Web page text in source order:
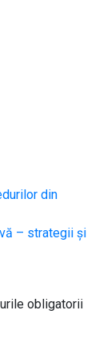
din
– strategii și
obligatorii